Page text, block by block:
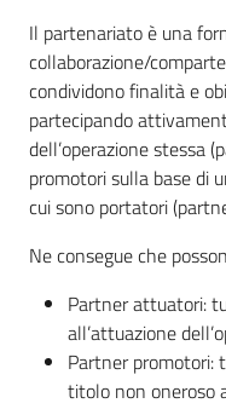
Il partenariato è una
collaborazione/
condividono finalità e
partecipando
dell’operazione stessa
promotori sulla base di
cui sono portatori
Ne consegue che
Partner attuatori:
all’attuazione
Partner promotori:
titolo non oneroso